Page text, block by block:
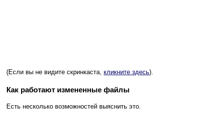
(Если вы не видите скринкаста, кликните здесь).
Как работают измененные файлы
Есть несколько возможностей выяснить это.